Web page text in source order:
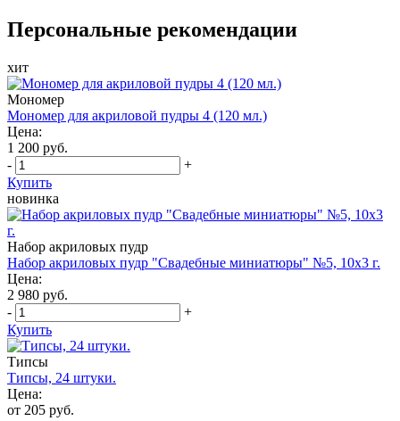
Персональные рекомендации
хит
Мономер
Мономер для акриловой пудры 4 (120 мл.)
Цена:
1 200 руб.
-
+
Купить
новинка
Набор акриловых пудр
Набор акриловых пудр "Свадебные миниатюры" №5, 10х3 г.
Цена:
2 980 руб.
-
+
Купить
Типсы
Типсы, 24 штуки.
Цена:
от 205 руб.